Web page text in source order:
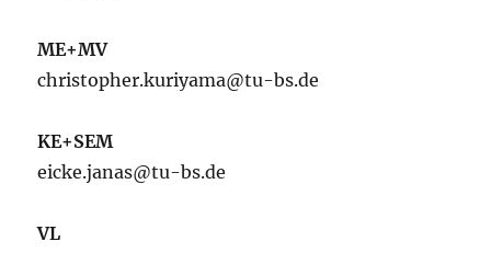
ME+MV
christopher.kuriyama@tu-bs.de
KE+SEM
eicke.janas@tu-bs.de
VL